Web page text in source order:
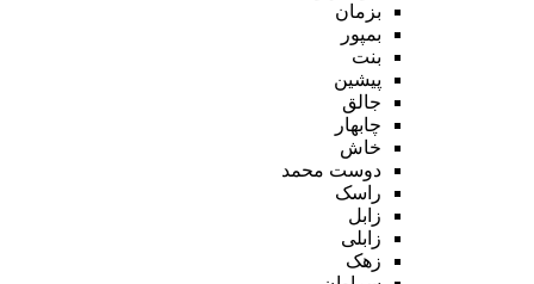
بزمان
بمپور
بنت
پیشین
جالق
چابهار
خاش
دوست محمد
راسک
زابل
زابلی
زهک